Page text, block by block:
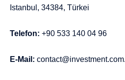
Istanbul, 34384, Türkei
Telefon: +90 533 140 04 96
E-Mail: